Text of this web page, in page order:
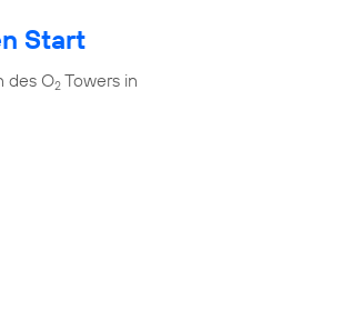
Start
des O2 Towers in